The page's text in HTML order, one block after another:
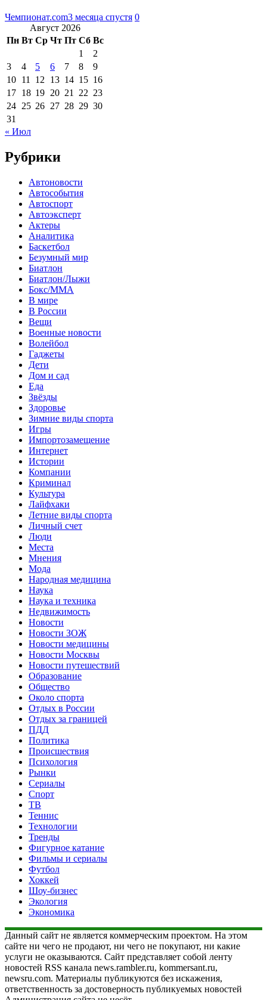
Чемпионат.com3 месяца спустя 0
Август 2026
Пн Вт Ср Чт Пт Сб Вс
1
2
3
4 5 6 7 8
9
10 11 12 13 14 15 16
17 18 19 20 21 22 23
24 25 26 27 28 29 30
31
« Июл
Рубрики
Автоновости
Автособытия
Автоспорт
Автоэксперт
Актеры
Аналитика
Баскетбол
Безумный мир
Биатлон
Биатлон/Лыжи
Бокс/MMA
В мире
В России
Вещи
Военные новости
Волейбол
Гаджеты
Дети
Дом и сад
Еда
Звёзды
Здоровье
Зимние виды спорта
Игры
Импортозамещение
Интернет
Истории
Компании
Криминал
Культура
Лайфхаки
Летние виды спорта
Личный счет
Люди
Места
Мнения
Мода
Народная медицина
Наука
Наука и техника
Недвижимость
Новости
Новости ЗОЖ
Новости медицины
Новости Москвы
Новости путешествий
Образование
Общество
Около спорта
Отдых в России
Отдых за границей
ПДД
Политика
Происшествия
Психология
Рынки
Сериалы
Спорт
ТВ
Теннис
Технологии
Тренды
Фигурное катание
Фильмы и сериалы
Футбол
Хоккей
Шоу-бизнес
Экология
Экономика
Данный сайт не является коммерческим проектом. На этом
сайте ни чего не продают, ни чего не покупают, ни какие
услуги не оказываются. Сайт представляет собой ленту
новостей RSS канала news.rambler.ru, kommersant.ru,
newsru.com. Материалы публикуются без искажения,
ответственность за достоверность публикуемых новостей